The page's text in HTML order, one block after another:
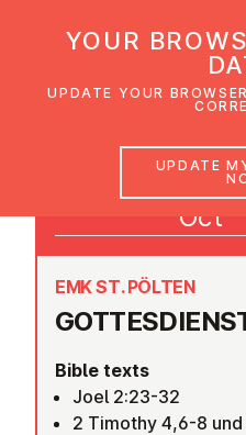
EMK ST. PÖLTEN
Bible texts
Joel 2:23-32
2 Timothy 4,6-8 und
23
Oct
YOUR
UPDATE YOUR
UPDATE